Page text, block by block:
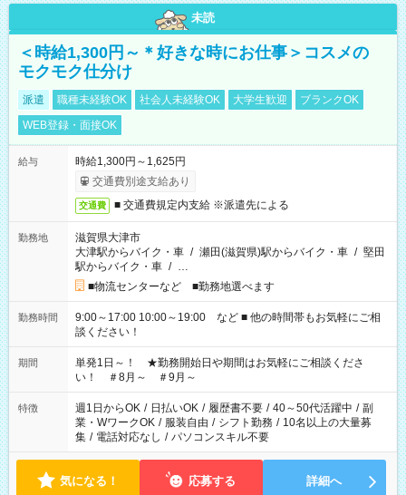
未読
＜時給1,300円～＊好きな時にお仕事＞コスメの
モクモク仕分け
派遣 職種未経験OK 社会人未経験OK 大学生歓迎
ブランクOK
WEB登録・面接OK
給与
時給1,300円～1,625円
交通費別途支給あり
交通費 ■ 交通費規定内支給 ※派遣先による
勤務地
滋賀県大津市
大津駅からバイク・車 / 瀬田(滋賀県)駅からバイク・車 / 堅田
駅からバイク・車 / …
■物流センターなど ■勤務地選べます
勤務時間
9:00～17:00 10:00～19:00 など ■ 他の時間帯もお気軽にご相
談ください！
期間
単発1日～！ ★勤務開始日や期間はお気軽にご相談くださ
い！ ＃8月～ ＃9月～
特徴 週1日からOK / 日払いOK / 履歴書不要 / 40～50代活躍中 / 副
業・WワークOK / 服装自由 / シフト勤務 / 10名以上の大量募
集 / 電話対応なし / パソコンスキル不要
気になる！ 応募する 詳細へ